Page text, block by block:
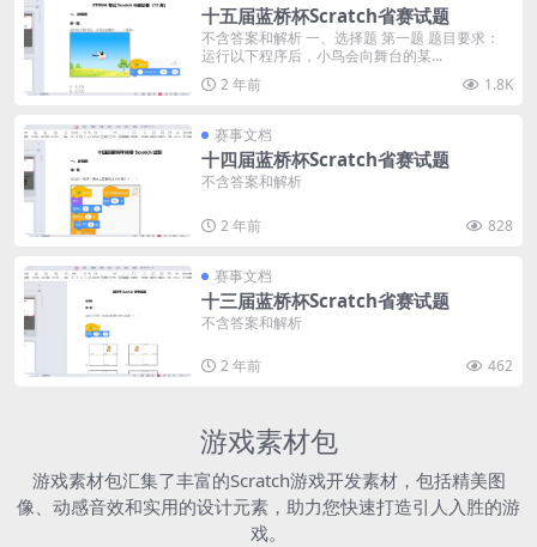
十五届蓝桥杯Scratch省赛试题
不含答案和解析 一、选择题 第一题 题目要求：
运行以下程序后，小鸟会向舞台的某...
2 年前
1.8K
赛事文档
十四届蓝桥杯Scratch省赛试题
不含答案和解析
2 年前 828
赛事文档
十三届蓝桥杯Scratch省赛试题
不含答案和解析
2 年前 462
游戏素材包
游戏素材包汇集了丰富的Scratch游戏开发素材，包括精美图
像、动感音效和实用的设计元素，助力您快速打造引人入胜的游
戏。